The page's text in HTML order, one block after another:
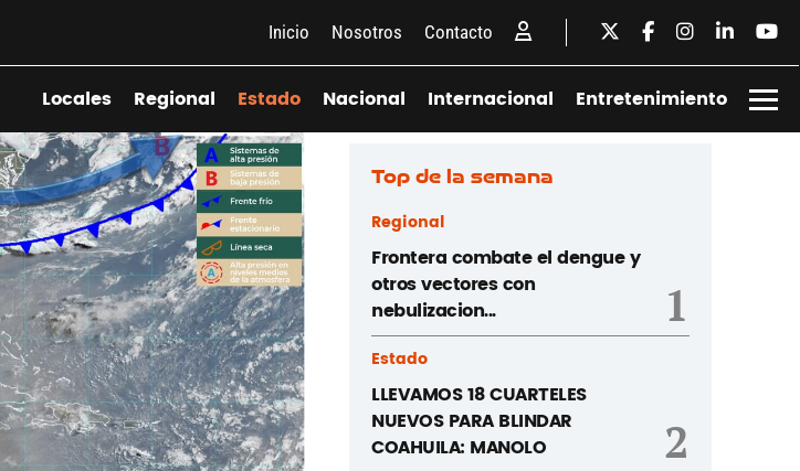
Inicio Nosotros Contacto
Locales Regional Estado Nacional Internacional Entretenimiento
Top de la semana
Regional
Frontera combate el dengue y
otros vectores con
nebulizacion...
1
Estado
LLEVAMOS 18 CUARTELES
NUEVOS PARA BLINDAR
COAHUILA: MANOLO
2